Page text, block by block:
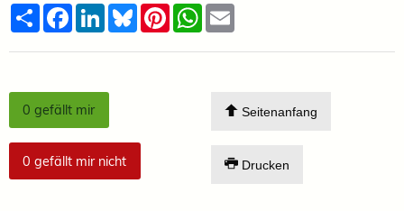
TeilenFacebook
LinkedInBlueskyPinterestWhatsApp
0 gefällt mir
0 gefällt mir nicht
Seitenanfang
Drucken